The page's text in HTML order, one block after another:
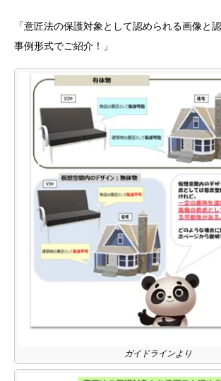
「意匠法の保護対象として認められる画像と
事例形式でご紹介！」
ガイドラインより